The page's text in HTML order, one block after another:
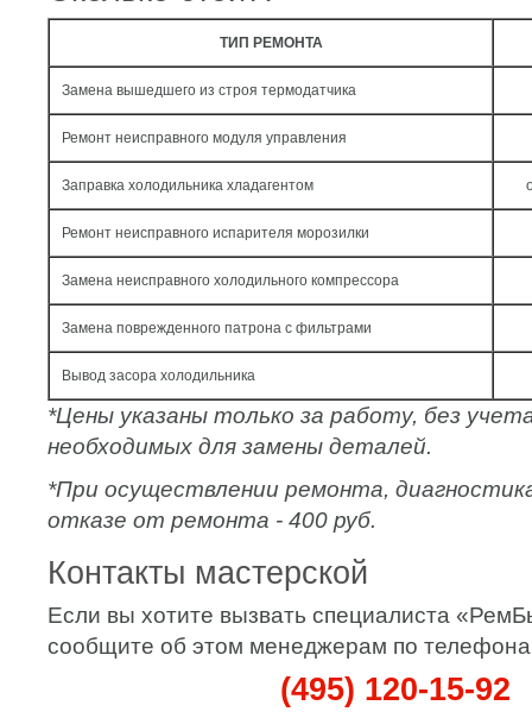
ТИП РЕМОНТА
Замена вышедшего из строя термодатчика
Ремонт неисправного модуля управления
Заправка холодильника хладагентом
Ремонт неисправного испарителя морозилки
Замена неисправного холодильного компрессора
Замена поврежденного патрона с фильтрами
Вывод засора холодильника
*Цены указаны только за работу, без
необходимых для замены деталей.
*При осуществлении ремонта,
отказе от ремонта - 400 руб.
Контакты мастерской
Если вы хотите вызвать специалиста
сообщите об этом менеджерам по
(495) 120-15-92